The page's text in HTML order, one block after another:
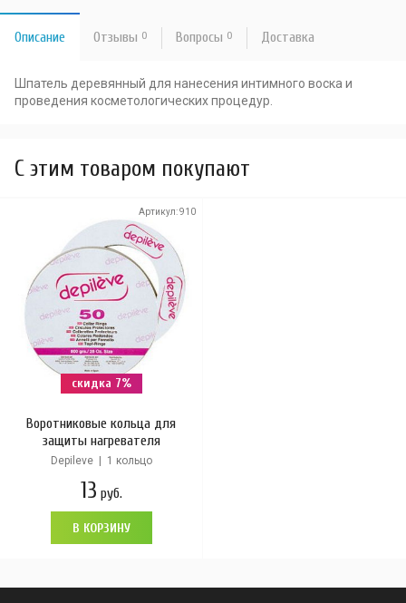
Описание Отзывы 0 Вопросы 0 Доставка
Шпатель деревянный для нанесения интимного воска и
проведения косметологических процедур.
C этим товаром покупают
Артикул:910
скидка 7%
Воротниковые кольца для
защиты нагревателя
Depileve | 1 кольцо
13 руб.
В КОРЗИНУ